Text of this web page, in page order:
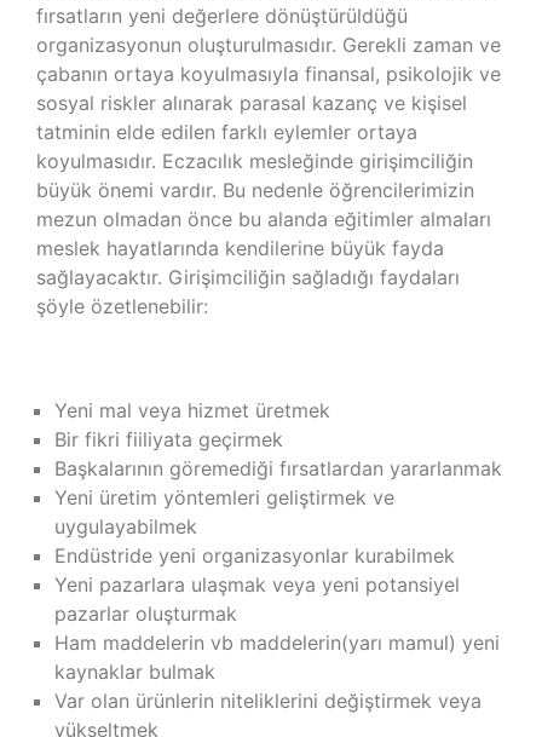
fırsatların yeni değerlere dönüştürüldüğü
organizasyonun oluşturulmasıdır. Gerekli zaman ve
çabanın ortaya koyulmasıyla finansal, psikolojik ve
sosyal riskler alınarak parasal kazanç ve kişisel
tatminin elde edilen farklı eylemler ortaya
koyulmasıdır. Eczacılık mesleğinde girişimciliğin
büyük önemi vardır. Bu nedenle öğrencilerimizin
mezun olmadan önce bu alanda eğitimler almaları
meslek hayatlarında kendilerine büyük fayda
sağlayacaktır. Girişimciliğin sağladığı faydaları
şöyle özetlenebilir:
Yeni mal veya hizmet üretmek
Bir fikri fiiliyata geçirmek
Başkalarının göremediği fırsatlardan yararlanmak
Yeni üretim yöntemleri geliştirmek ve
uygulayabilmek
Endüstride yeni organizasyonlar kurabilmek
Yeni pazarlara ulaşmak veya yeni potansiyel
pazarlar oluşturmak
Ham maddelerin vb maddelerin(yarı mamul) yeni
kaynaklar bulmak
Var olan ürünlerin niteliklerini değiştirmek veya
yükseltmek